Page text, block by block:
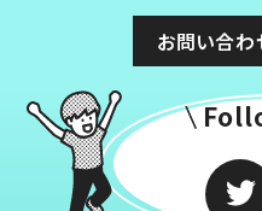
お問い合